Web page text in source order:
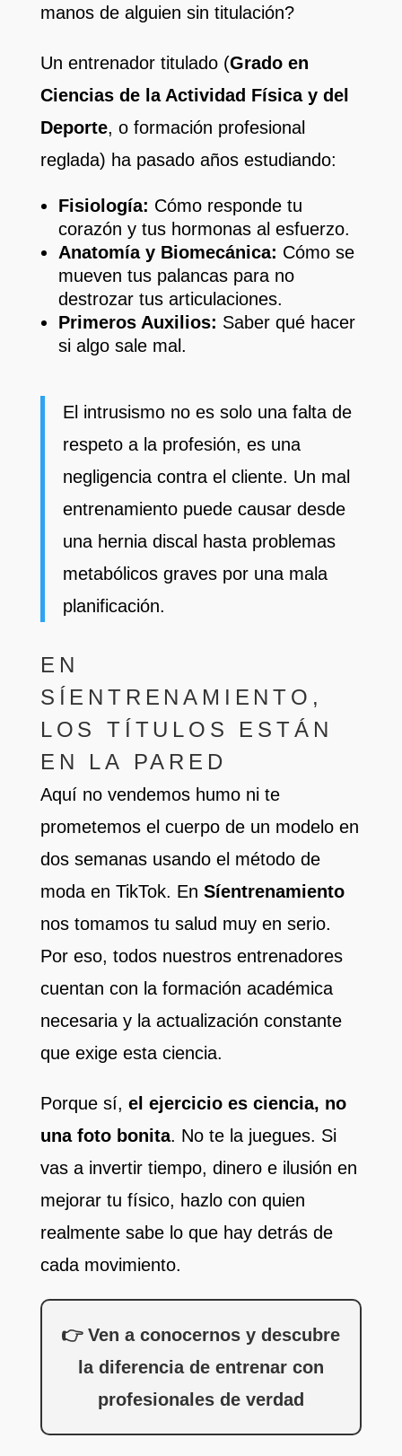
manos de alguien sin titulación?
Un entrenador titulado (Grado en
Ciencias de la Actividad Física y del
Deporte, o formación profesional
reglada) ha pasado años estudiando:
Fisiología: Cómo responde tu
corazón y tus hormonas al esfuerzo.
Anatomía y Biomecánica: Cómo se
mueven tus palancas para no
destrozar tus articulaciones.
Primeros Auxilios: Saber qué hacer
si algo sale mal.
El intrusismo no es solo una falta de
respeto a la profesión, es una
negligencia contra el cliente. Un mal
entrenamiento puede causar desde
una hernia discal hasta problemas
metabólicos graves por una mala
planificación.
EN
SÍENTRENAMIENTO,
LOS TÍTULOS ESTÁN
EN LA PARED
Aquí no vendemos humo ni te
prometemos el cuerpo de un modelo en
dos semanas usando el método de
moda en TikTok. En Síentrenamiento
nos tomamos tu salud muy en serio.
Por eso, todos nuestros entrenadores
cuentan con la formación académica
necesaria y la actualización constante
que exige esta ciencia.
Porque sí, el ejercicio es ciencia, no
una foto bonita. No te la juegues. Si
vas a invertir tiempo, dinero e ilusión en
mejorar tu físico, hazlo con quien
realmente sabe lo que hay detrás de
cada movimiento.
👉 Ven a conocernos y descubre
la diferencia de entrenar con
profesionales de verdad